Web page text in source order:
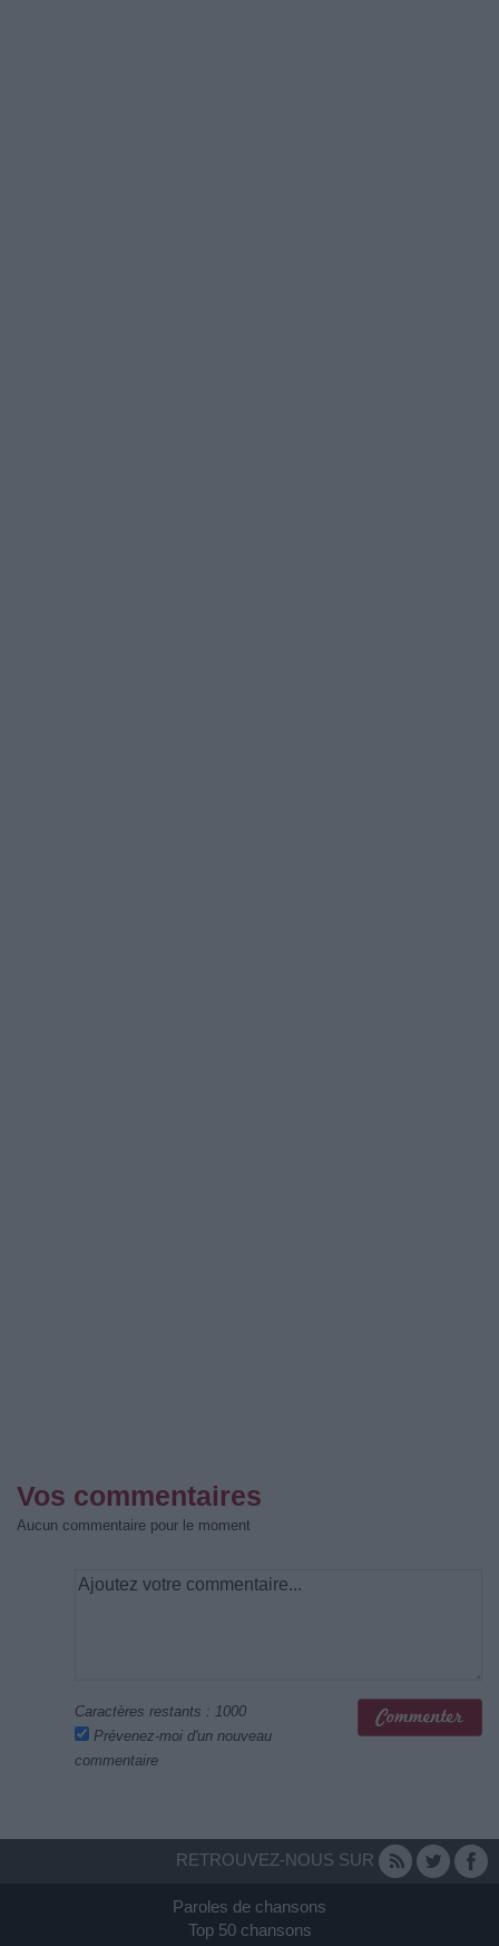
Vos commentaires
Aucun commentaire pour le moment
Caractères restants : 1000
Prévenez-moi d'un nouveau
commentaire
RETROUVEZ-NOUS SUR
Paroles de chansons
Top 50 chansons